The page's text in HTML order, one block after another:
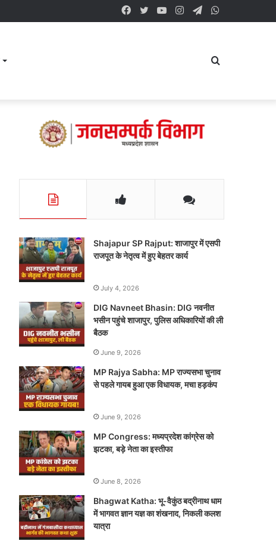
Telegram
Instagram
YouTube
Twitter
Facebook
Search
Shajapur SP Rajput: शाजापुर में एसपी
राजपूत के नेतृत्व में हुए बेहतर कार्य
July 4, 2026
DIG Navneet Bhasin: DIG नवनीत
भसीन पहुंचे शाजापुर, पुलिस अधिकारियों की ली
बैठक
June 9, 2026
MP Rajya Sabha: MP राज्यसभा चुनाव
से पहले गायब हुआ एक विधायक, मचा हड़कंप
June 9, 2026
MP Congress: मध्यप्रदेश कांग्रेस को
झटका, बड़े नेता का इस्तीफा
June 8, 2026
Bhagwat Katha: भू-वैकुंठ बद्रीनाथ धाम
में भागवत ज्ञान यज्ञ का शंखनाद, निकली कलश
यात्रा